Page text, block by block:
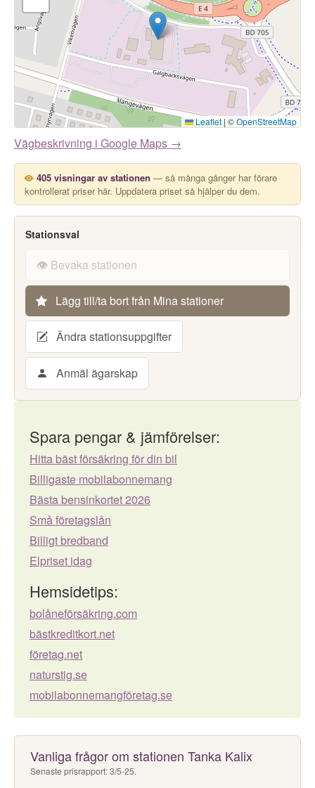
Leaflet | ©OpenStreetMap
Vägbeskrivning i Google Maps →
405 visningar av stationen — så många gånger har förare
kontrollerat priser här. Uppdatera priset så hjälper du dem.
Stationsval
👁️ Bevaka stationen
Lägg till/ta bort från Mina stationer
Ändra stationsuppgifter
Anmäl ägarskap
Spara pengar & jämförelser:
Hitta bäst försäkring för din bil
Billigaste mobilabonnemang
Bästa bensinkortet 2026
Små företagslån
Billigt bredband
Elpriset idag
Hemsidetips:
bolåneförsäkring.com
bästkreditkort.net
företag.net
naturstig.se
mobilabonnemangföretag.se
Vanliga frågor om stationen Tanka Kalix
Senaste prisrapport: 3/5-25.